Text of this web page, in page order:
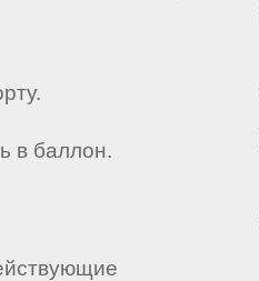
в баллон.